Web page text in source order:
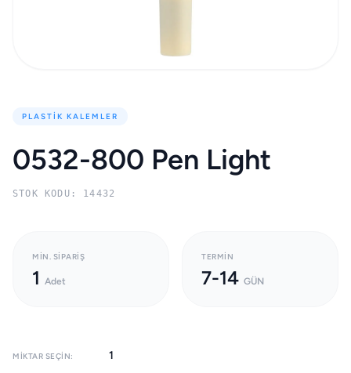
PLASTIK KALEMLER
0532-800 Pen Light
STOK KODU: 14432
MIN. SIPARIŞ
1 Adet
TERMIN
7-14 GÜN
MIKTAR SEÇIN: